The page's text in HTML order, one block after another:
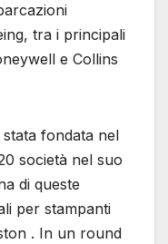
tra i principali
e Collins
fondata nel
società nel suo
di queste
per stampanti
. In un round